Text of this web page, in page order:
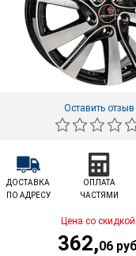
Оставить отзыв
ДОСТАВКА
ПО АДРЕСУ
ОПЛАТА
ЧАСТЯМИ
Цена со скидкой:
362,06